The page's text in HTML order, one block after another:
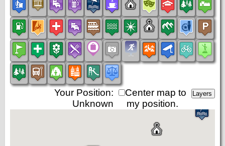
Center map to
my position.
Your Position:
Unknown